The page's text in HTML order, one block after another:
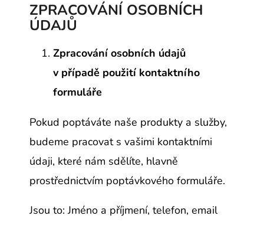
ZPRACOVÁNÍ OSOBNÍCH
ÚDAJŮ
Zpracování osobních údajů
v případě použití kontaktního
formuláře
Pokud poptáváte naše produkty a služby,
budeme pracovat s vašimi kontaktními
údaji, které nám sdělíte, hlavně
prostřednictvím poptávkového formuláře.
Jsou to: Jméno a příjmení, telefon, email